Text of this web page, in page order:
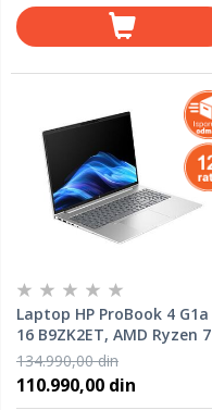
Laptop HP ProBook 4 G1a
16 B9ZK2ET, AMD Ryzen 7
250, 16GB RAM, 512GB SSD,
DOS
134.990,00 din
110.990,00 din